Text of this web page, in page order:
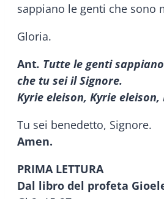
sappiano le genti che sono
Gloria.
Ant. Tutte le genti
che tu sei il Signore.
Kyrie eleison, Kyrie eleison,
Tu sei benedetto, Signore.
Amen.
PRIMA LETTURA
Dal libro del profeta